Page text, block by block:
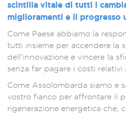
scintilla vitale di tutti i
miglioramenti e il progresso
Come Paese abbiamo la
tutti insieme per accendere la
dell’innovazione e vincere la
senza far pagare i costi relativi
Come Assolombarda siamo e
vostro fianco per affrontare il
rigenerazione energetica che,